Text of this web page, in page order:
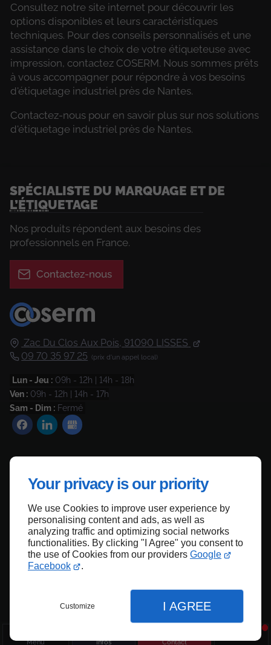
Your privacy is our priority
We use Cookies to improve user experience by
personalising content and ads, as well as
analyzing traffic and optimizing social networks
functionalities. By clicking "I Agree" you consent to
the use of Cookies from our providers Google
Facebook
.
Customize I AGREE
Menu Infos Contact
Consultez notre site internet pour découvrir les
options disponibles et leurs caractéristiques
techniques. Pour des conseils personnalisés et une
assistance dans le choix de votre étiqueteuse avec
impression, contactez COSERM. Nous sommes prêts
à vous accompagner pour répondre à vos besoins
d'étiquetage industriel près de Nantes.
Contactez-nous pour en savoir plus sur nos solutions
d'étiquetage industriel près de Nantes.
Zac Du Clos Aux Pois, 91090 LISSES
09 70 35 97 25
Lun - Jeu : 09h - 12h | 14h - 18h
Ven : 09h - 12h | 14h - 17h
Sam - Dim : Fermé
Mentions légales
Plan du site
SPÉCIALISTE DU MARQUAGE ET DE
L’ÉTIQUETAGE
Nos produits répondent aux besoins des
professionnels en France.
Contactez-nous
Haut de page